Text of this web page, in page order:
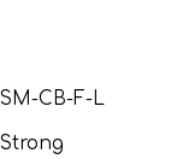
SM-CB-F-L
Strong